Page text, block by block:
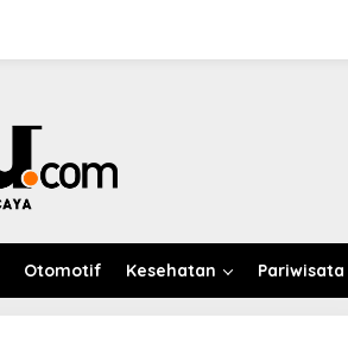
Otomotif Kesehatan Pariwisata